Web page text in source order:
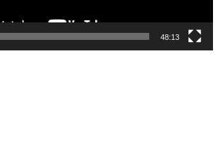
48:13